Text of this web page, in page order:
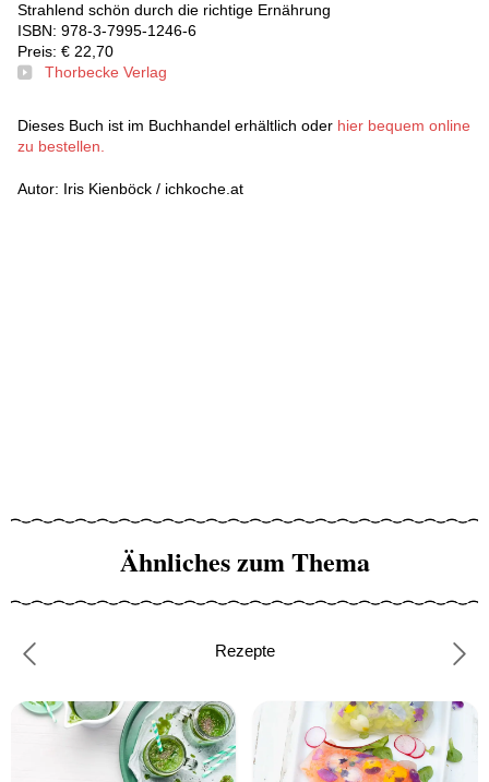
Strahlend schön durch die richtige Ernährung
ISBN: 978-3-7995-1246-6
Preis: € 22,70
Thorbecke Verlag
Dieses Buch ist im Buchhandel erhältlich oder hier bequem online
zu bestellen.
Autor: Iris Kienböck / ichkoche.at
Ähnliches zum Thema
Rezepte